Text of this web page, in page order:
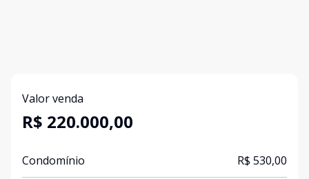
Valor venda
R$ 220.000,00
Condomínio R$ 530,00